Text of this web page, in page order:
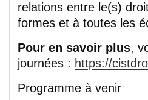
relations entre le(s)
formes et à toutes les
Pour en savoir plus,
journées : https://
Programme à venir